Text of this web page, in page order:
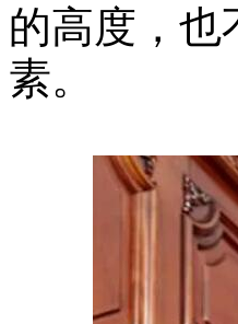
的高度，也
素。